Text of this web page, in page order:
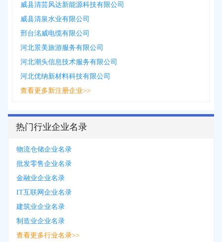
威县清芸风达新能源科技有限公司
威县清泉水业有限公司
邢台洺威电缆有限公司
河北景美旅游服务有限公司
河北潮头信息技术服务有限公司
河北优纳新材料科技有限公司
查看更多新注册企业>>
热门行业企业名录
物流仓储企业名录
批发零售企业名录
金融业企业名录
IT互联网企业名录
建筑业企业名录
制造业企业名录
查看更多行业名录>>